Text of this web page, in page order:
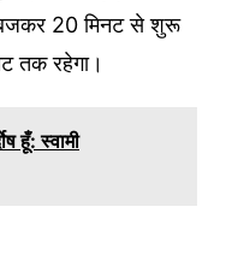
बजकर 20 मिनट से शुरू
तक रहेगा।
हूँ: स्वामी